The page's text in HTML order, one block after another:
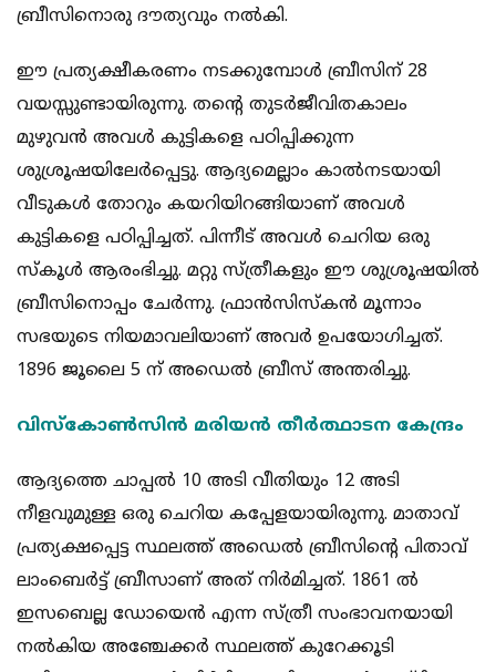
ബ്രീസിനൊരു ദൗത്യവും നല്‍കി.
ഈ പ്രത്യക്ഷീകരണം നടക്കുമ്പോള്‍ ബ്രീസിന് 28
വയസ്സുണ്ടായിരുന്നു. തന്റെ തുടര്‍ജീവിതകാലം
മുഴുവന്‍ അവള്‍ കുട്ടികളെ പഠിപ്പിക്കുന്ന
ശുശ്രൂഷയിലേര്‍പ്പെട്ടു. ആദ്യമെല്ലാം കാല്‍നടയായി
വീടുകള്‍ തോറും കയറിയിറങ്ങിയാണ് അവള്‍
കുട്ടികളെ പഠിപ്പിച്ചത്. പിന്നീട് അവള്‍ ചെറിയ ഒരു
സ്‌കൂള്‍ ആരംഭിച്ചു. മറ്റു സ്ത്രീകളും ഈ ശുശ്രൂഷയില്‍
ബ്രീസിനൊപ്പം ചേര്‍ന്നു. ഫ്രാന്‍സിസ്‌കന്‍ മൂന്നാം
സഭയുടെ നിയമാവലിയാണ് അവര്‍ ഉപയോഗിച്ചത്.
1896 ജൂലൈ 5 ന് അഡെല്‍ ബ്രീസ് അന്തരിച്ചു.
വിസ്‌കോണ്‍സിന്‍ മരിയന്‍ തീര്‍ത്ഥാടന കേന്ദ്രം
ആദ്യത്തെ ചാപ്പല്‍ 10 അടി വീതിയും 12 അടി
നീളവുമുള്ള ഒരു ചെറിയ കപ്പേളയായിരുന്നു. മാതാവ്
പ്രത്യക്ഷപ്പെട്ട സ്ഥലത്ത് അഡെല്‍ ബ്രീസിന്റെ പിതാവ്
ലാംബെര്‍ട്ട് ബ്രീസാണ് അത് നിര്‍മിച്ചത്. 1861 ല്‍
ഇസബെല്ല ഡോയെന്‍ എന്ന സ്ത്രീ സംഭാവനയായി
നല്‍കിയ അഞ്ചേക്കര്‍ സ്ഥലത്ത് കുറേക്കൂടി